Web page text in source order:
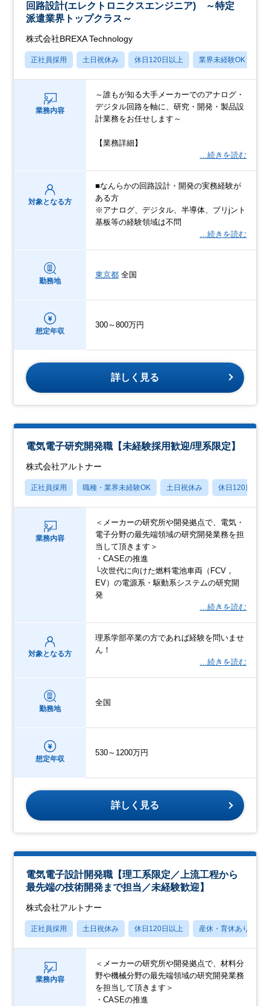
回路設計(エレクトロニクスエンジニア) ～特定
派遣業界トップクラス～
株式会社BREXA Technology
正社員採用 土日祝休み 休日120日以上 業界未経験OK
業務内容
～誰もが知る大手メーカーでのアナログ・
デジタル回路を軸に、研究・開発・製品設
計業務をお任せします～
【業務詳細】
…続きを読む
対象となる方
■なんらかの回路設計・開発の実務経験が
ある方
※アナログ、デジタル、半導体、プリjント
基板等の経験領域は不問
…続きを読む
勤務地
東京都 全国
想定年収
300～800万円
詳しく見る
電気電子研究開発職【未経験採用歓迎/理系限定】
株式会社アルトナー
正社員採用 職種・業界未経験OK 土日祝休み 休日120日以上
業務内容
＜メーカーの研究所や開発拠点で、電気・
電子分野の最先端領域の研究開発業務を担
当して頂きます＞
・CASEの推進
└次世代に向けた燃料電池車両（FCV，
EV）の電源系・駆動系システムの研究開
発
…続きを読む
対象となる方
理系学部卒業の方であれば経験を問いませ
ん！
…続きを読む
勤務地
全国
想定年収
530～1200万円
詳しく見る
電気電子設計開発職【理工系限定／上流工程から
最先端の技術開発まで担当／未経験歓迎】
株式会社アルトナー
正社員採用 土日祝休み 休日120日以上 産休・育休あり
業務内容
＜メーカーの研究所や開発拠点で、材料分
野や機械分野の最先端領域の研究開発業務
を担当して頂きます＞
・CASEの推進